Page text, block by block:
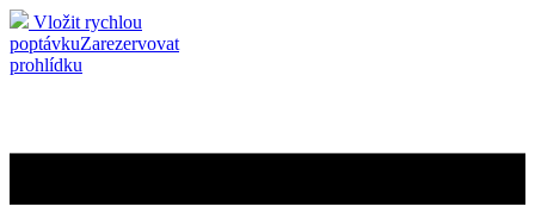
Vložit rychlou
poptávkuZarezervovat
prohlídku